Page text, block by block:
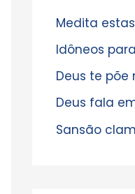
Medita
Idôneos
Deus te
Deus fala
Sansão